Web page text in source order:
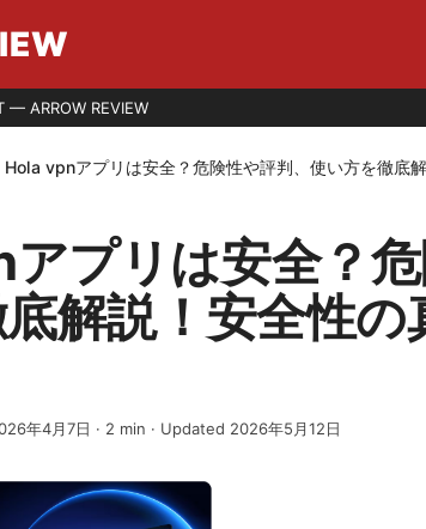
— ARROW REVIEW
Hola vpnアプリは安全？危険性や評判、使い方を徹底
プリは安全？
解説！安全性の
年4月7日 · 2 min · Updated 2026年5月12日